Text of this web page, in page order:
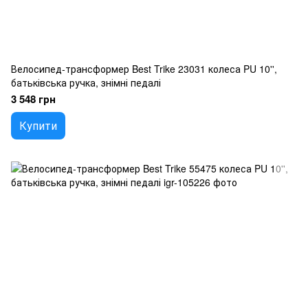
Велосипед-трансформер Best Trike 23031 колеса PU 10'',
батьківська ручка, знімні педалі
3 548 грн
Купити